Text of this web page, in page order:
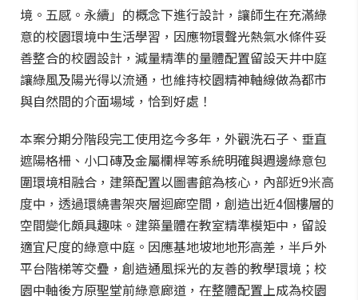
境。五感。永續」的概念下進行設計，讓師生在充滿綠
意的校園環境中生活學習，因應物環聲光熱氣水條件妥
善整合的校園設計，減量精準的量體配置留設天井中庭
讓綠風及陽光得以流通，也維持校園精神軸線做為都市
與自然間的介面場域，恰到好處！
本案分期分階段完工使用迄今多年，外觀洗石子、垂直
遮陽格柵、小口磚及金屬欄桿等系統明確與週邊綠意包
圍環境相融合，建築配置以圖書館為核心，內部近9米高
度中，透過環繞書架夾層迴廊空間，創造出近4個樓層的
空間變化頗具趣味。建築量體在教室精準模矩中，留設
適宜尺度的綠意中庭。因應基地坡地地形高差，半戶外
平台階梯等交疊，創造通風採光的友善的教學環境；校
園中軸後方原聖堂前綠意廊道，在整體配置上成為校園